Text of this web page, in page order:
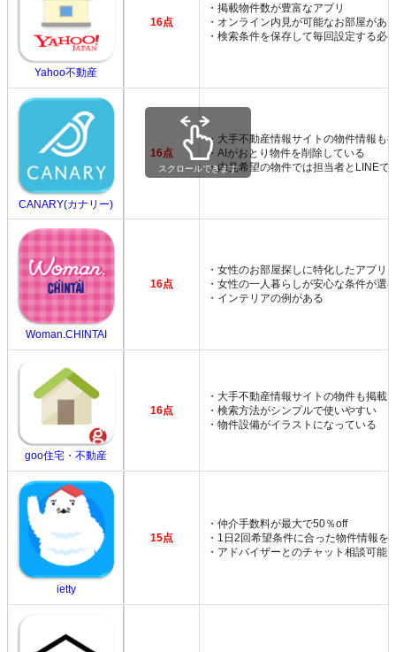
Yahoo不動産
16点
・掲載物件数が豊富なアプリ
・オンライン内見が可能なお部屋があ
・検索条件を保存して毎回設定する必
CANARY(カナリー)
16点
・大手不動産情報サイトの物件情報も
・AIがおとり物件を削除している
・内見希望の物件では担当者とLINEで
Woman.CHINTAI
16点
・女性のお部屋探しに特化したアプリ
・女性の一人暮らしが安心な条件が選
・インテリアの例がある
goo住宅・不動産
16点
・大手不動産情報サイトの物件も掲載
・検索方法がシンプルで使いやすい
・物件設備がイラストになっている
ietty
15点
・仲介手数料が最大で50％off
・1日2回希望条件に合った物件情報を
・アドバイザーとのチャット相談可能
スクロールできます